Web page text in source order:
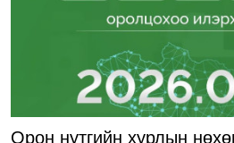
Орон нутгийн хурлын